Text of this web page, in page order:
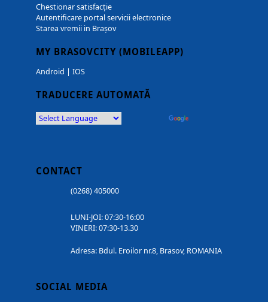
Chestionar satisfacție
Autentificare portal servicii electronice
Starea vremii in Brașov
MY BRASOVCITY (MOBILEAPP)
Android | IOS
TRADUCERE AUTOMATĂ
CONTACT
(0268) 405000
LUNI-JOI: 07:30-16:00
VINERI: 07:30-13.30
Adresa: Bdul. Eroilor nr.8, Brasov, ROMANIA
SOCIAL MEDIA